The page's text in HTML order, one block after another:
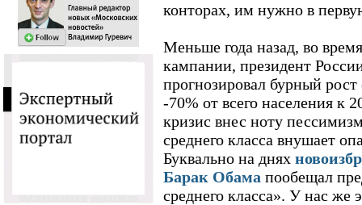
конторах, им нужно в
Меньше года назад, во
кампании, президент
прогнозировал бурный рост
-70% от всего населения к
кризис внес ноту
среднего класса внушает
Буквально на днях
Барак Обама пообещал
среднего класса». У нас же